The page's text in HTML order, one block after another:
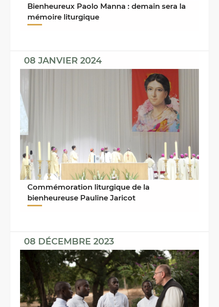
Bienheureux Paolo Manna : demain sera la
mémoire liturgique
08 JANVIER 2024
Commémoration liturgique de la
bienheureuse Pauline Jaricot
08 DÉCEMBRE 2023